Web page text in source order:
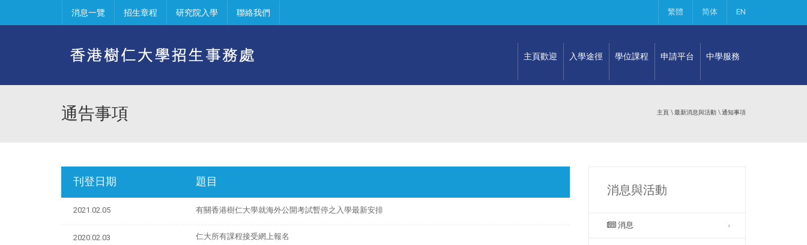
消息一覽 招生章程 研究院入學 聯絡我們 繁體 简体 EN
主頁歡迎 入學途徑 學位課程 申請平台 中學服務
通告事項 主頁 \最新消息與活動 \通知事項
刊登日期 題目
2021.02.05 有關香港樹仁大學就海外公開考試暫停之入學最新安排
2020.02.03 仁大所有課程接受網上報名
消息與活動
消息